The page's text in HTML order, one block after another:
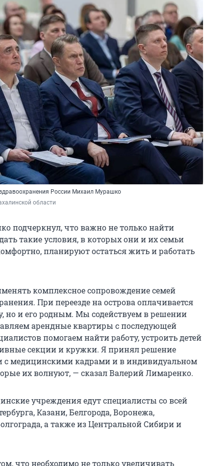
России Михаил Мурашко
области
подчеркнул, что важно не только найти
такие условия, в которых они и их семьи
планируют остаться жить и работать
комплексное сопровождение семей
При переезде на острова оплачивается
но и его родным. Мы содействуем в решении
арендные квартиры с последующей
помогаем найти работу, устроить детей
секции и кружки. Я принял решение
с медицинскими кадрами и в индивидуальном
их волнуют, — сказал Валерий Лимаренко.
учреждения едут специалисты со всей
Казани, Белгорода, Воронежа,
а также из Центральной Сибири и
что необходимо не только увеличивать